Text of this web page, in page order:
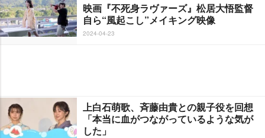
映画『不死身ラヴァーズ』松居大悟監督
自ら“風起こし”メイキング映像
2024-04-23
上白石萌歌、斉藤由貴との親子役を回想
「本当に血がつながっているような気が
した」